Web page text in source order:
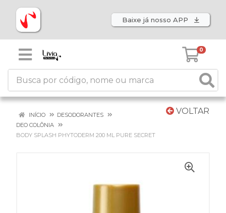
Baixe já nosso APP
0
VOLTAR
INÍCIO
DESODORANTES
DEO COLÔNIA
BODY SPLASH PHYTODERM 200 ML PURE SECRET